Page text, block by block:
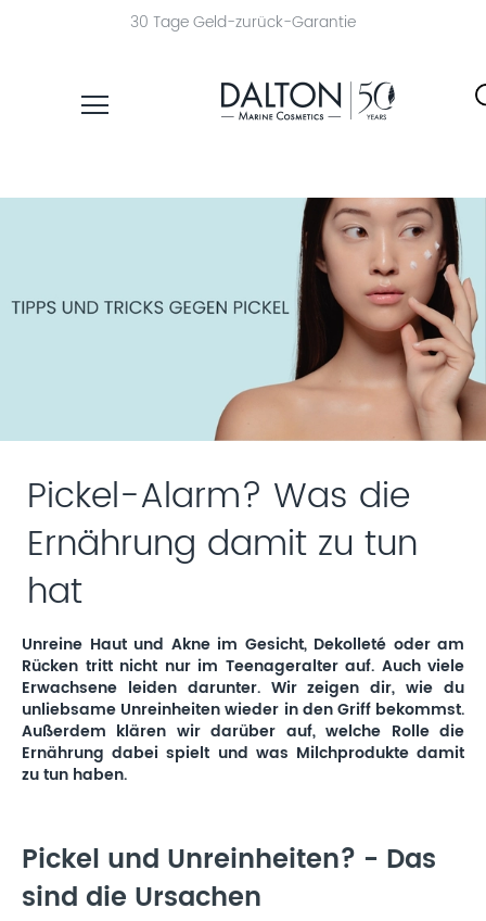
30 Tage Geld-zurück-Garantie
ÜBER
Pickel-Alarm? Was die
Ernährung damit zu tun
hat
Unreine Haut und Akne im Gesicht, Dekolleté oder am
Rücken tritt nicht nur im Teenageralter auf. Auch viele
Erwachsene leiden darunter. Wir zeigen dir, wie du
unliebsame Unreinheiten wieder in den Griff bekommst.
Außerdem klären wir darüber auf, welche Rolle die
Ernährung dabei spielt und was Milchprodukte damit
zu tun haben.
Pickel und Unreinheiten? - Das
sind die Ursachen